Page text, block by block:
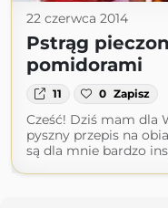
22 czerwca 2014
Pstrąg
pomidorami
11 0 Zapisz
Cześć! Dziś mam dla
pyszny przepis na
są dla mnie bardzo